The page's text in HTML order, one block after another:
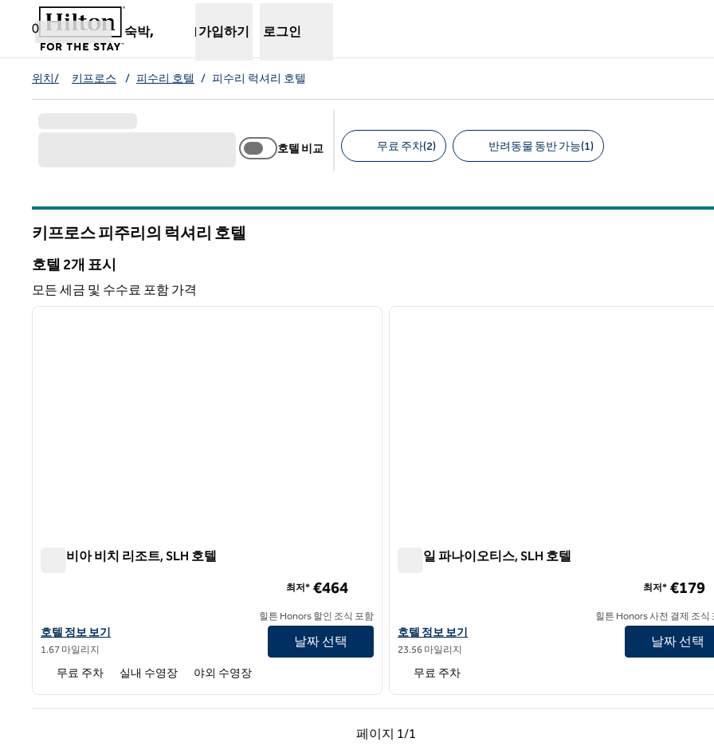
콘텐츠로 이동
0
숙박,
새 탭 열림
가입하기 로그인
위치/ 키프로스 / 피수리 호텔 / 피수리 럭셔리 호텔
호텔 비교 무료 주차(2) 반려동물 동반 가능(1)
키프로스 피주리의 럭셔리 호텔
호텔 2개 표시
호텔 2개 표시
모든 세금 및 수수료 포함 가격
1/12
다음 이미지
컬럼비아 비치 리조트, SLH 호텔
SLH 호텔인 컬럼비아 비치 리조트의 호텔 정보 보기
호텔 정보 보기
1.67 마일리지
최저* €464
힐튼 Honors 할인 조식 포함
날짜 선택
무료 주차 실내 수영장 야외 수영장
1/6
캐세일 파나이오티스, SLH 호텔
SLH 호텔 카세일 파나이오티스의 호텔 정보 보기
호텔 정보 보기
23.56 마일리지
최저* €179
힐튼 Honors 사전 결제 조식
날짜 선택
무료 주차
페이지 1/1
이전 페이지, 1/1
페이지 1/1